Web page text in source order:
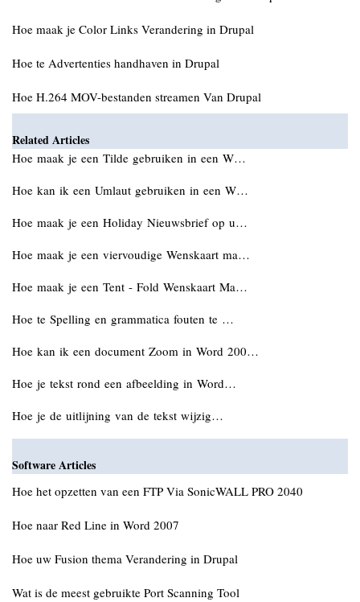
Hoe maak je Color Links Verandering in Drupal
Hoe te Advertenties handhaven in Drupal
Hoe H.264 MOV-bestanden streamen Van Drupal
Related Articles
Hoe maak je een Tilde gebruiken in een W…
Hoe kan ik een Umlaut gebruiken in een W…
Hoe maak je een Holiday Nieuwsbrief op u…
Hoe maak je een viervoudige Wenskaart ma…
Hoe maak je een Tent - Fold Wenskaart Ma…
Hoe te Spelling en grammatica fouten te …
Hoe kan ik een document Zoom in Word 200…
Hoe je tekst rond een afbeelding in Word…
Hoe je de uitlijning van de tekst wijzig…
Software Articles
Hoe het opzetten van een FTP Via SonicWALL PRO 2040
Hoe naar Red Line in Word 2007
Hoe uw Fusion thema Verandering in Drupal
Wat is de meest gebruikte Port Scanning Tool